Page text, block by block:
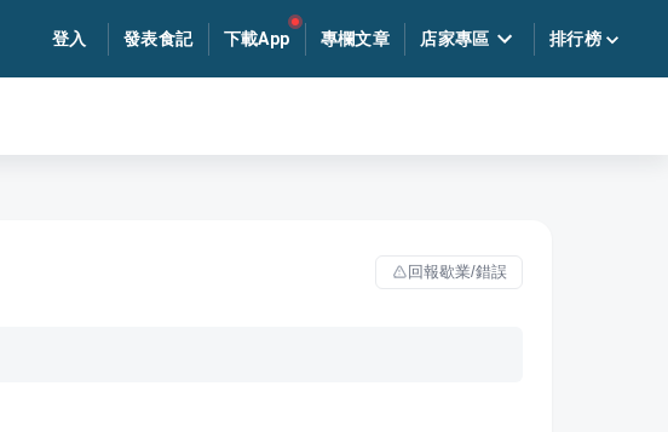
登入 發表食記 下載App 專欄文章 店家專區 排行榜
回報歇業/錯誤